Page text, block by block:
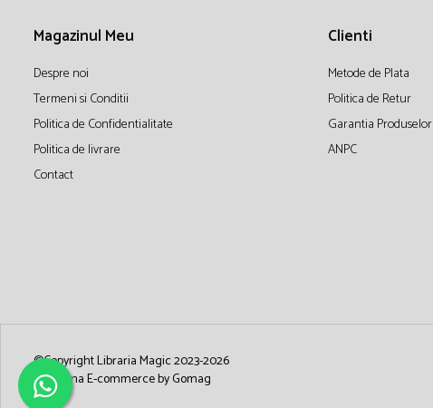
Magazinul Meu
Despre noi
Termeni si Conditii
Politica de Confidentialitate
Politica de livrare
Contact
Clienti
Metode de Plata
Politica de Retur
Garantia Produselor
ANPC
©Copyright Libraria Magic 2023-2026
Platforma E-commerce by Gomag